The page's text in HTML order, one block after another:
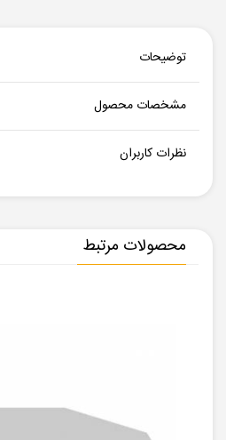
توضیحات
مشخصات محصول
نظرات کاربران
محصولات مرتبط